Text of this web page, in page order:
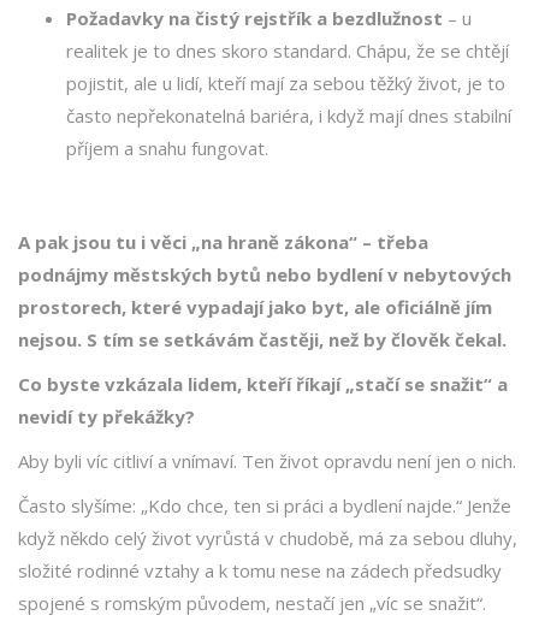
Požadavky na čistý rejstřík a bezdlužnost – u
realitek je to dnes skoro standard. Chápu, že se chtějí
pojistit, ale u lidí, kteří mají za sebou těžký život, je to
často nepřekonatelná bariéra, i když mají dnes stabilní
příjem a snahu fungovat.
A pak jsou tu i věci „na hraně zákona“ – třeba
podnájmy městských bytů nebo bydlení v nebytových
prostorech, které vypadají jako byt, ale oficiálně jím
nejsou. S tím se setkávám častěji, než by člověk čekal.
Co byste vzkázala lidem, kteří říkají „stačí se snažit“ a
nevidí ty překážky?
Aby byli víc citliví a vnímaví. Ten život opravdu není jen o nich.
Často slyšíme: „Kdo chce, ten si práci a bydlení najde.“ Jenže
když někdo celý život vyrůstá v chudobě, má za sebou dluhy,
složité rodinné vztahy a k tomu nese na zádech předsudky
spojené s romským původem, nestačí jen „víc se snažit“.